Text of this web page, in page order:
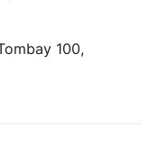
100,